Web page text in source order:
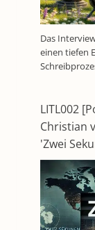
Das
einen tiefen
LITL002
Christian
'Zwei